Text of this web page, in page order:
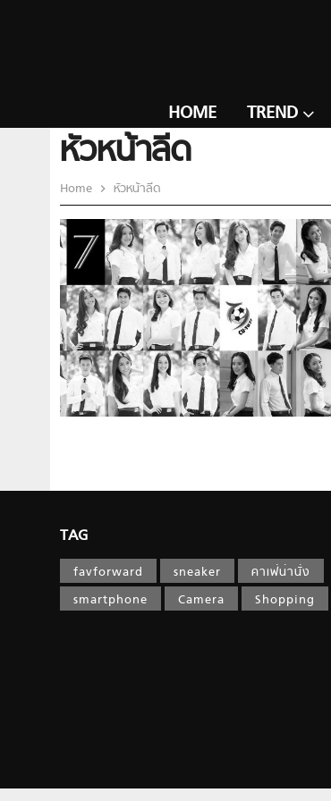
HOME TREND
หัวหน้าลีด
Home หัวหน้าลีด
TAG
favforward sneaker
คาเฟ่น่านั่ง
smartphone
Camera Shopping